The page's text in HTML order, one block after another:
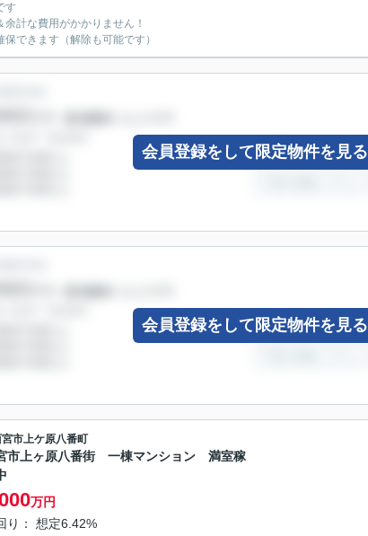
す
計な費用がかかりません！
できます（解除も可能です）
会員登録をして限定物件を見る
会員登録をして限定物件を見る
市上ケ原八番町
市上ヶ原八番街 一棟マンション 満室稼
万円
り： 想定6.42%